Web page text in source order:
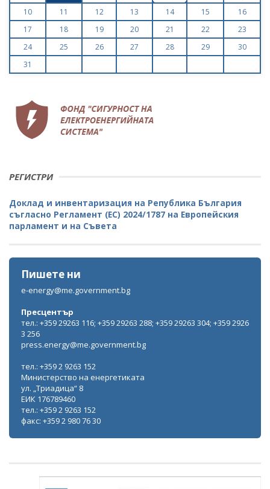
10
11 12 13 14 15
16
17
18 19 20 21 22
23
24
25 26 27 28 29
30
31
РЕГИСТРИ
Доклад и инвентаризация на Република България
съгласно Регламент (ЕС) 2024/1787 на Европейския
парламент и на Съвета
Пишете ни
e-energy@me.government.bg
Пресцентър
тел.: +359 29263 116; +359 29263 288; +359 29263 304; +359 2926
3 256
press.energy@me.government.bg
тел.: +359 2 9263 152
Министерство на енергетиката
ул. „Триадица“ 8
ЕИК 176789460
тел.: +359 2 9263 152
факс: +359 2 980 76 30